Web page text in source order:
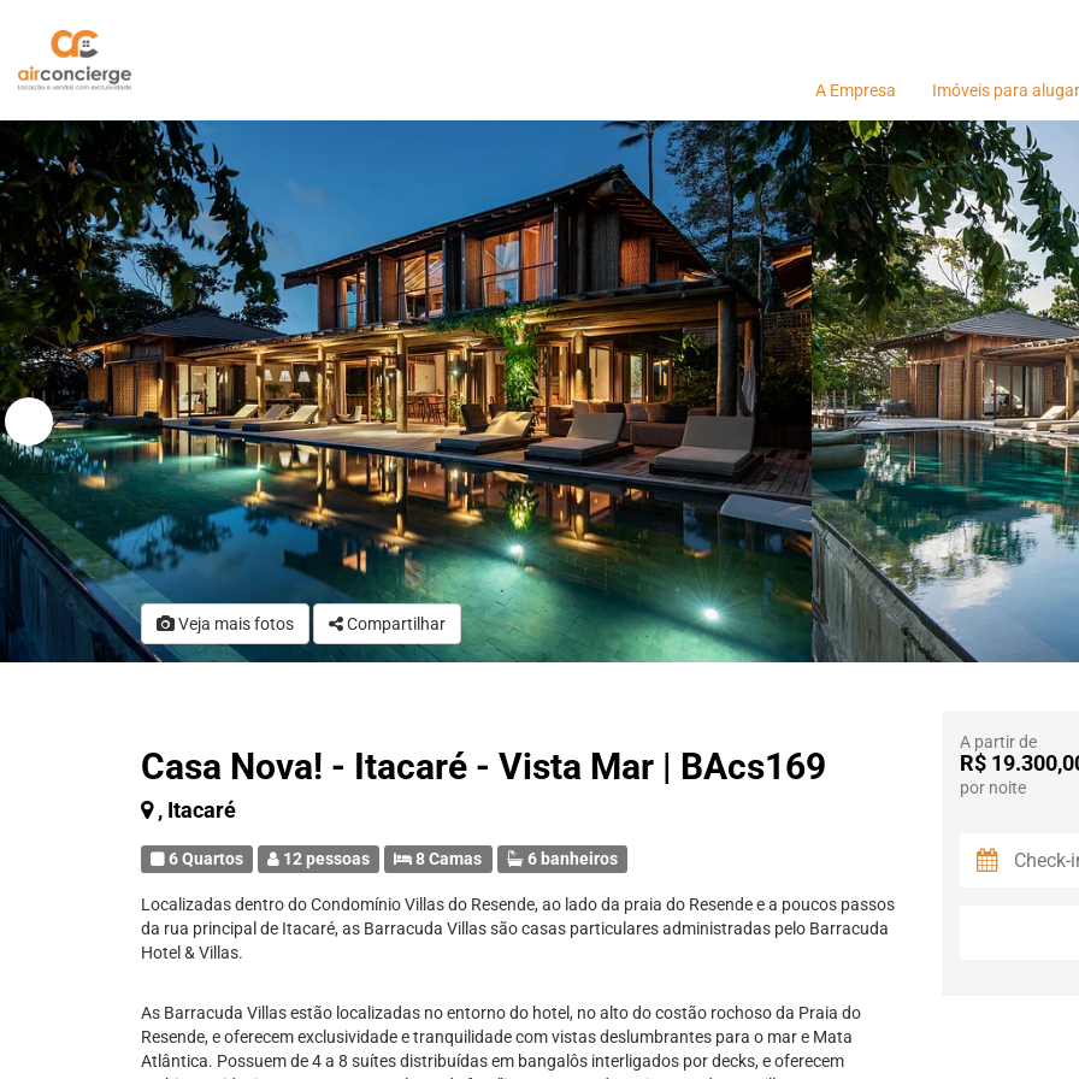
A Empresa Imóveis para alugar
Veja mais fotos Compartilhar
Casa Nova! - Itacaré - Vista Mar | BAcs169
, Itacaré
6 Quartos 12 pessoas 8 Camas 6 banheiros
Localizadas dentro do Condomínio Villas do Resende, ao lado da praia do Resende e a poucos passos
da rua principal de Itacaré, as Barracuda Villas são casas particulares administradas pelo Barracuda
Hotel & Villas.
As Barracuda Villas estão localizadas no entorno do hotel, no alto do costão rochoso da Praia do
Resende, e oferecem exclusividade e tranquilidade com vistas deslumbrantes para o mar e Mata
Atlântica. Possuem de 4 a 8 suítes distribuídas em bangalôs interligados por decks, e oferecem
A partir de
R$
por noite